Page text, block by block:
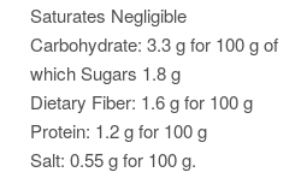
Saturates Negligible
Carbohydrate: 3.3 g for 100 g of
which Sugars 1.8 g
Dietary Fiber: 1.6 g for 100 g
Protein: 1.2 g for 100 g
Salt: 0.55 g for 100 g.